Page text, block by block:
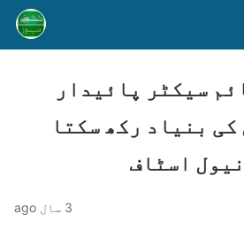
سیکٹر پائیدار
بنیاد رکھ سکتا
اسٹاف
3 سال ago